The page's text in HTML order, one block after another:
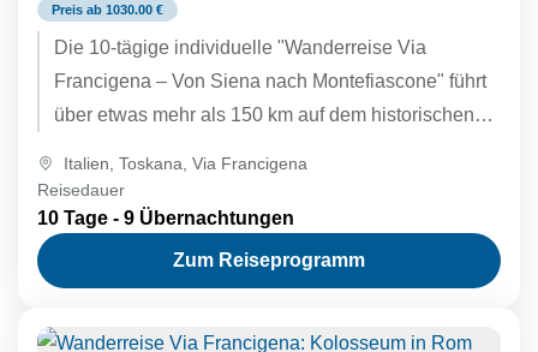
Preis ab 1030.00 €
Die 10-tägige individuelle "Wanderreise Via
Francigena – Von Siena nach Montefiascone" führt
über etwas mehr als 150 km auf dem historischen
Italien Toskana Via Francigena
Reisedauer
10 Tage - 9 Übernachtungen
Zum Reiseprogramm